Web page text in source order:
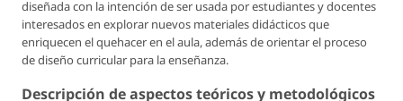
diseñada con la intención de ser usada por estudiantes y docentes
interesados en explorar nuevos materiales didácticos que
enriquecen el quehacer en el aula, además de orientar el proceso
de diseño curricular para la enseñanza.
Descripción de aspectos teóricos y metodológicos